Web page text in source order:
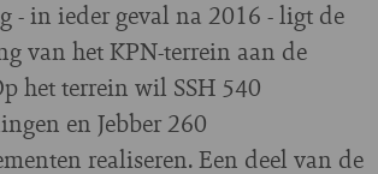
- in ieder geval na 2016 - ligt de
van het KPN-terrein aan de
het terrein wil SSH 540
en Jebber 260
realiseren. Een deel van de